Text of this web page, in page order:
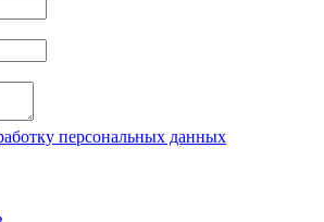
персональных данных